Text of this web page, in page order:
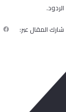
الردود.
شارك المقال عبر: